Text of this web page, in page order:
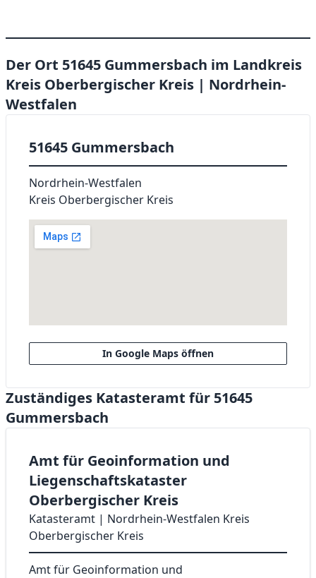
Der Ort 51645 Gummersbach im Landkreis
Kreis Oberbergischer Kreis | Nordrhein-
Westfalen
51645 Gummersbach
Nordrhein-Westfalen
Kreis Oberbergischer Kreis
In Google Maps öffnen
Zuständiges Katasteramt für 51645
Gummersbach
Amt für Geoinformation und
Liegenschaftskataster
Oberbergischer Kreis
Katasteramt | Nordrhein-Westfalen Kreis
Oberbergischer Kreis
Amt für Geoinformation und